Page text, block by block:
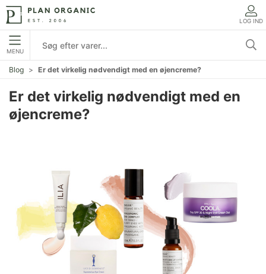
LOG IND
MENU
Blog Er det virkelig nødvendigt med en øjencreme?
Er det virkelig nødvendigt med en
øjencreme?